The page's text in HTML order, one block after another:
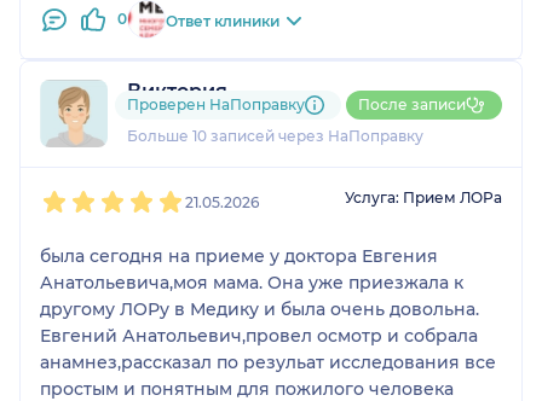
0 Ответ клиники
Виктория
13 отзывов
Больше 10 записей через НаПоправку
Проверен НаПоправку После записи
21.05.2026 Услуга: Прием ЛОРа
была сегодня на приеме у доктора Евгения
Анатольевича,моя мама. Она уже приезжала к
другому ЛОРу в Медику и была очень довольна.
Евгений Анатольевич,провел осмотр и собрала
анамнез,рассказал по резульат исследования все
простым и понятным для пожилого человека